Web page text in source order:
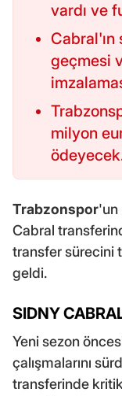
vardı ve
Cabral'ın
geçmesi
milyon
Trabzonspor'un
Cabral
transfer sürecini
geldi.
SIDNY
Yeni sezon
çalışmalarını
transferinde